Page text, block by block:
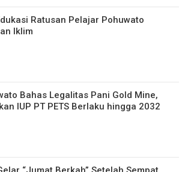
Ratusan Pelajar Pohuwato
Iklim
Bahas Legalitas Pani Gold Mine,
IUP PT PETS Berlaku hingga 2032